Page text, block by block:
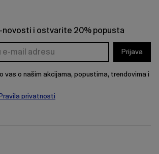
novosti i ostvarite 20% popusta
Prijava
vas o našim akcijama, popustima, trendovima i
Pravila privatnosti